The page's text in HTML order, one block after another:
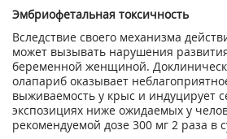
Эмбриофетальная токсичность
Вследствие своего механизма
может вызывать нарушения
беременной женщиной.
олапариб оказывает
выживаемость у крыс и индуцирует
экспозициях ниже ожидаемых у
рекомендуемой дозе 300 мг 2 раза в